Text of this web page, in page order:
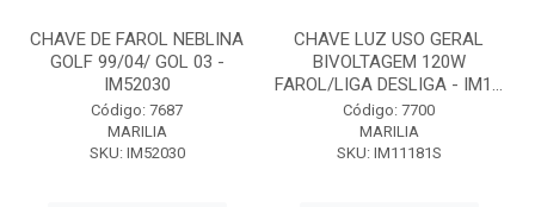
CHAVE DE FAROL NEBLINA
GOLF 99/04/ GOL 03 -
IM52030
Código: 7687
MARILIA
SKU: IM52030
CHAVE LUZ USO GERAL
BIVOLTAGEM 120W
FAROL/LIGA DESLIGA - IM1...
Código: 7700
MARILIA
SKU: IM11181S